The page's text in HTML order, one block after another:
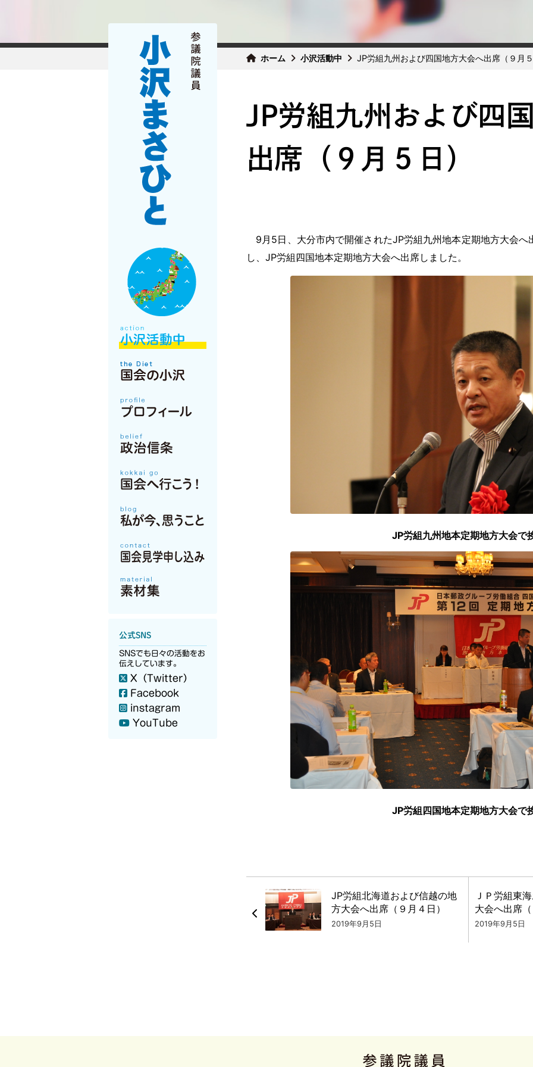
ホーム 小沢活動中 JP労組九州および四国地方大会へ出席（９月
公式SNS
SNSでも日々の活動をお
伝えしています。
X（Twitter）
Facebook
instagram
YouTube
JP労組九州および四
出席（９月５日）
9月5日、大分市内で開催されたJP労組九州地本定期地方大会へ
し、JP労組四国地本定期地方大会へ出席しました。
JP労組九州地本定期地方大会で
JP労組四国地本定期地方大会で
JP労組北海道および信越の地
方大会へ出席（９月４日）
2019年9月5日
ＪＰ労組東
大会へ出席
2019年9月5日